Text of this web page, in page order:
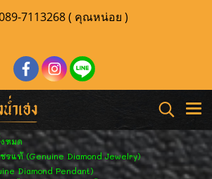
7113268 ( คุณหน่อย )
หมด
รแท้ (Genuine Diamond Jewelry)
Diamond Pendant)